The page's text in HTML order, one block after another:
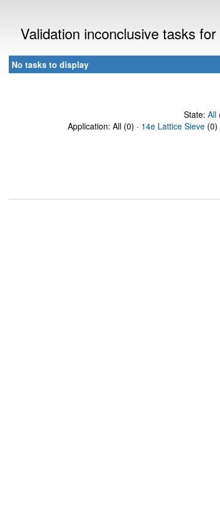
Validation inconclusive tasks
No tasks to display
State: All
Application: All (0) · 14e Lattice Sieve (0)